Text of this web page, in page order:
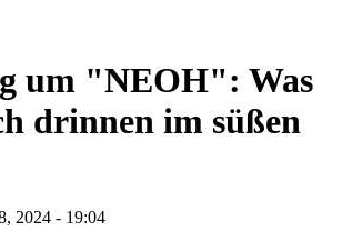
um "NEOH": Was
drinnen im süßen
2024 - 19:04